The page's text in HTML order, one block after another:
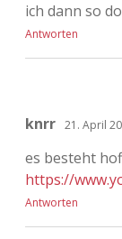
ich dann so
Antworten
knrr 21. April
es besteht
https://
Antworten